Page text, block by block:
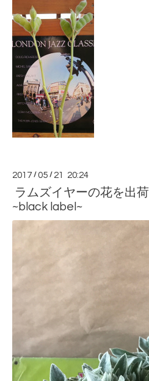
2017 /05 / 21 20:24
ラムズイヤーの花を出
~black label~